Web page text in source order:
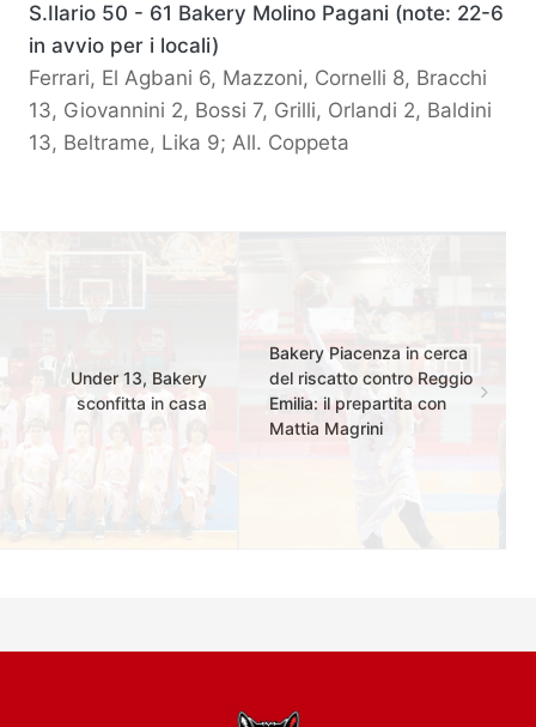
S.Ilario 50 - 61 Bakery Molino Pagani (note: 22-6
in avvio per i locali)
Ferrari, El Agbani 6, Mazzoni, Cornelli 8, Bracchi
13, Giovannini 2, Bossi 7, Grilli, Orlandi 2, Baldini
13, Beltrame, Lika 9; All. Coppeta
Under 13, Bakery
sconfitta in casa
Bakery Piacenza in cerca
del riscatto contro Reggio
Emilia: il prepartita con
Mattia Magrini